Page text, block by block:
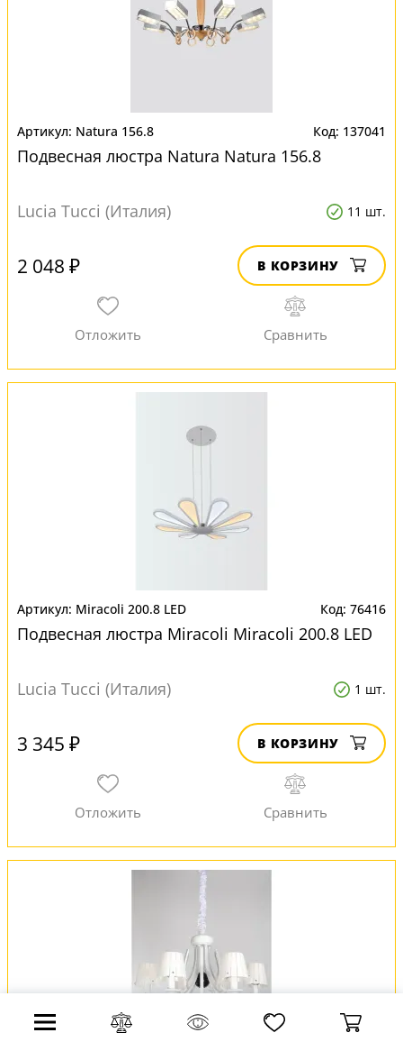
Natura 156.8 137041
Подвесная люстра Natura Natura 156.8
Lucia Tucci (Италия) 11 шт.
2 048 ₽ В КОРЗИНУ
Miracoli 200.8 LED 76416
Подвесная люстра Miracoli Miracoli 200.8 LED
Lucia Tucci (Италия) 1 шт.
3 345 ₽ В КОРЗИНУ